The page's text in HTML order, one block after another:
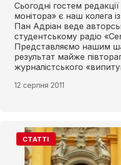
Cьогодні гостем
монітора» є наш колега
Пан Адріан веде
студентському радіо
Представляємо нашим
результат майже
журналістського
12 серпня 2011
СТАТТІ